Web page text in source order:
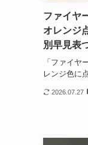
ファイヤ
オレンジ
別早見表
「ファイヤ
レンジ色に
2026.07.27